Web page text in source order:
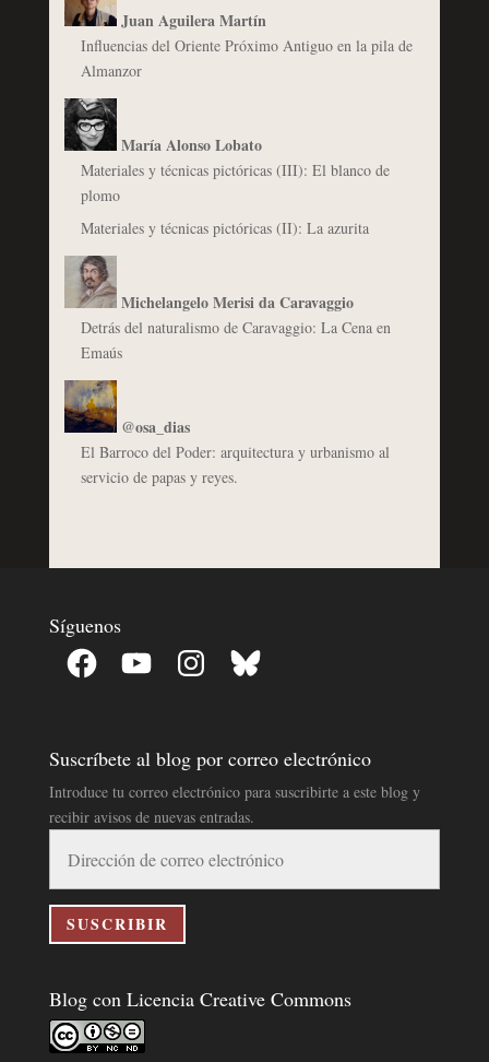
Juan Aguilera Martín
Influencias del Oriente Próximo Antiguo en la pila de
Almanzor
María Alonso Lobato
Materiales y técnicas pictóricas (III): El blanco de
plomo
Materiales y técnicas pictóricas (II): La azurita
Michelangelo Merisi da Caravaggio
Detrás del naturalismo de Caravaggio: La Cena en
Emaús
@osa_dias
El Barroco del Poder: arquitectura y urbanismo al
servicio de papas y reyes.
Síguenos
Facebook YouTube InstagramBluesky
Suscríbete al blog por correo electrónico
Introduce tu correo electrónico para suscribirte a este blog y
recibir avisos de nuevas entradas.
correo
electrónico
SUSCRIBIR
Blog con Licencia Creative Commons